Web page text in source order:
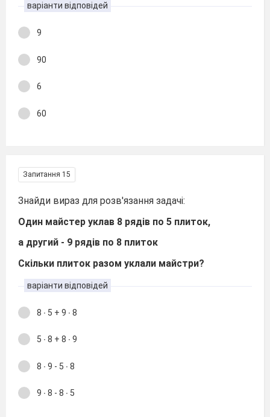
варіанти відповідей
9
90
6
60
Запитання 15
Знайди вираз для розв'язання задачі:
Один майстер уклав 8 рядів по 5 плиток,
а другий - 9 рядів по 8 плиток
Скільки плиток разом уклали майстри?
варіанти відповідей
8 ∙ 5 + 9 ∙ 8
5 ∙ 8 + 8 ∙ 9
8 ∙ 9 - 5 ∙ 8
9 ∙ 8 - 8 ∙ 5